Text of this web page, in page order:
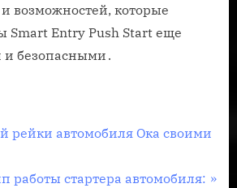
возможностей, которые
Smart Entry Push Start еще
безопасными․
рейки автомобиля Ока своими
работы стартера автомобиля: